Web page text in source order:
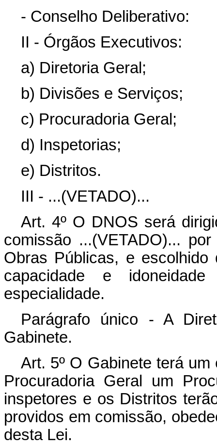
- Conselho Deliberativo:
II - Órgãos Executivos:
a) Diretoria Geral;
b) Divisões e Serviços;
c) Procuradoria Geral;
d) Inspetorias;
e) Distritos.
III - ...(VETADO)...
Art. 4º O DNOS será
comissão ...(VETADO)...
Obras Públicas, e
capacidade e
especialidade.
Parágrafo único - A
Gabinete.
Art. 5º O Gabinete terá
Procuradoria Geral um
inspetores e os Distritos
providos em comissão,
desta Lei.